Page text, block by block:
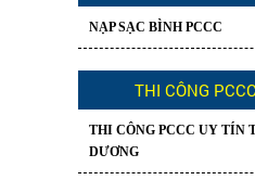
NẠP SẠC BÌNH PCCC
THI CÔNG PCCC
THI CÔNG PCCC UY TÍN
DƯƠNG